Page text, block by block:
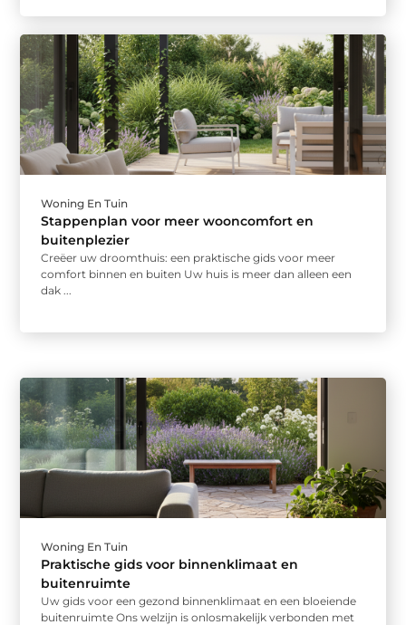
Woning En Tuin
Stappenplan voor meer wooncomfort en
buitenplezier
Creëer uw droomthuis: een praktische gids voor meer
comfort binnen en buiten Uw huis is meer dan alleen een
dak ...
Woning En Tuin
Praktische gids voor binnenklimaat en
buitenruimte
Uw gids voor een gezond binnenklimaat en een bloeiende
buitenruimte Ons welzijn is onlosmakelijk verbonden met